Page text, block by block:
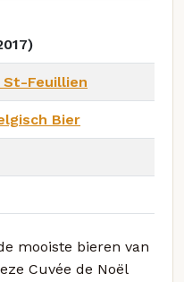
St-Feuillien
Bier
mooiste bieren van
Cuvée de Noël